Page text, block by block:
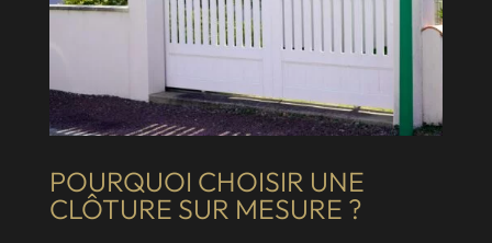
POURQUOI CHOISIR UNE
CLÔTURE SUR MESURE ?